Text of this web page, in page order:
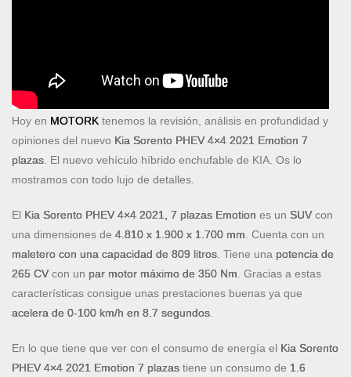
Hoy en MOTORK tenemos la revisión, análisis en profundidad y
opiniones del nuevo Kia Sorento PHEV 4×4 2021 Emotion 7
plazas. El nuevo vehículo híbrido enchufable de KIA. Os lo
mostramos con todo lujo de detalles.
El Kia Sorento PHEV 4×4 2021, 7 plazas Emotion es un SUVcon
una dimensiones de 4.810 x 1.900 x 1.700 mm. Cuenta con un
maletero con una capacidad de 809 litros. Tiene una potencia de
265 CVcon un par motor máximo de 350 Nm. Gracias a estas
características consigue unas prestaciones buenas ya que
acelera de 0-100 km/h en 8.7 segundos.
En lo que tiene que ver con el consumo de energía el Kia Sorento
PHEV 4×4 2021 Emotion 7 plazas tiene un consumo de 1.6